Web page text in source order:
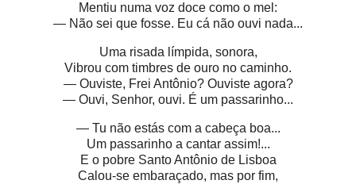
Mentiu numa voz doce como o mel:
— Não sei que fosse. Eu cá não ouvi nada...
Uma risada límpida, sonora,
Vibrou com timbres de ouro no caminho.
— Ouviste, Frei Antônio? Ouviste agora?
— Ouvi, Senhor, ouvi. É um passarinho...
— Tu não estás com a cabeça boa...
Um passarinho a cantar assim!...
E o pobre Santo Antônio de Lisboa
Calou-se embaraçado, mas por fim,